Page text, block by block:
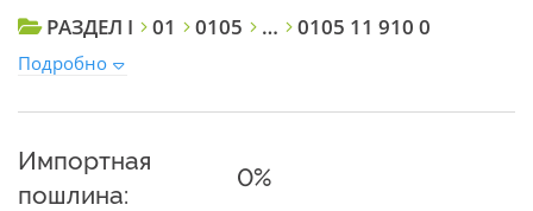
РАЗДЕЛ I 01 0105 … 0105 11 910 0
Подробно
Импортная
пошлина:
0%